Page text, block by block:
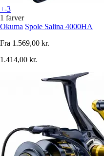
+-3
1 farver
Okuma Spole Salina 4000HA
Fra 1.569,00 kr.
1.414,00 kr.